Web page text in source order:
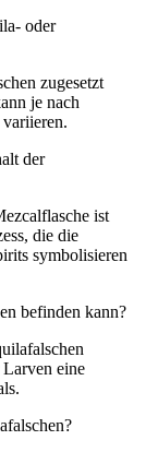
oder
zugesetzt
je nach
der
ist
die die
symbolisieren
befinden kann?
eine